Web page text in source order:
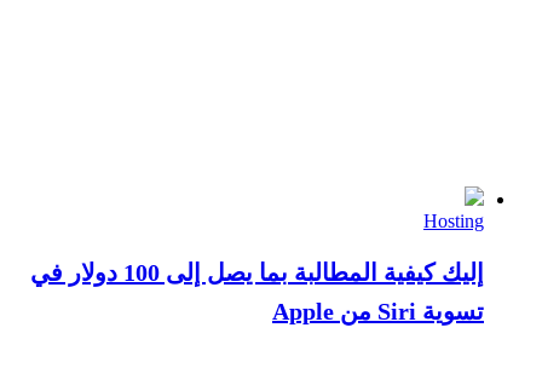
Hosting
إليك كيفية المطالبة بما يصل إلى 100 دولار في
تسوية Siri من Apple